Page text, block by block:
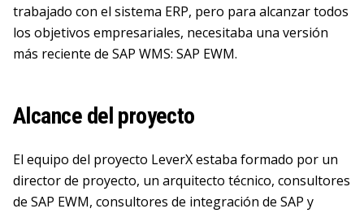
trabajado con el sistema ERP, pero para alcanzar todos
los objetivos empresariales, necesitaba una versión
más reciente de SAP WMS: SAP EWM.
Alcance del proyecto
El equipo del proyecto LeverX estaba formado por un
director de proyecto, un arquitecto técnico, consultores
de SAP EWM, consultores de integración de SAP y